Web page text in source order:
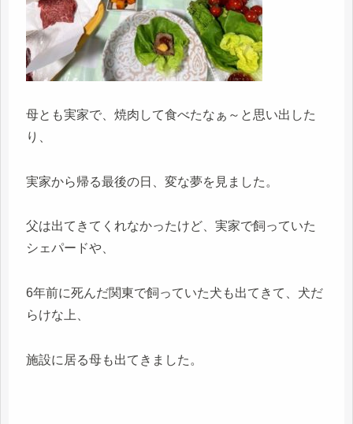
母とも実家で、焼肉して食べたなぁ～と思い出した
り、
実家から帰る最後の日、変な夢を見ました。
父は出てきてくれなかったけど、実家で飼っていた
シェパードや、
6年前に死んだ関東で飼っていた犬も出てきて、犬だ
らけな上、
施設に居る母も出てきました。